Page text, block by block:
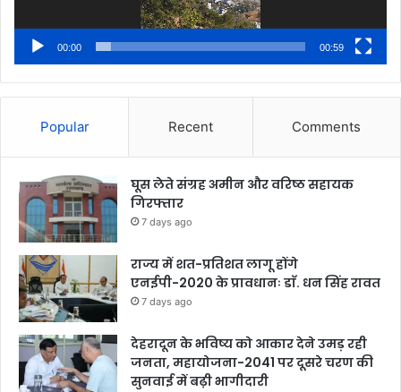
00:00 00:59
Popular Recent Comments
घूस लेते संग्रह अमीन और वरिष्ठ सहायक
गिरफ्तार
7 days ago
राज्य में शत-प्रतिशत लागू होंगे
एनईपी-2020 के प्रावधानः डाॅ. धन सिंह रावत
7 days ago
देहरादून के भविष्य को आकार देने उमड़ रही
जनता, महायोजना-2041 पर दूसरे चरण की
सुनवाई में बढ़ी भागीदारी